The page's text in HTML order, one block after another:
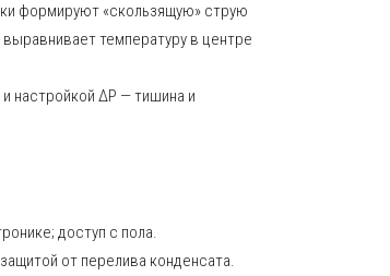
формируют «скользящую» струю
температуру в центре
настройкой ΔP — тишина и
доступ с пола.
от перелива конденсата.